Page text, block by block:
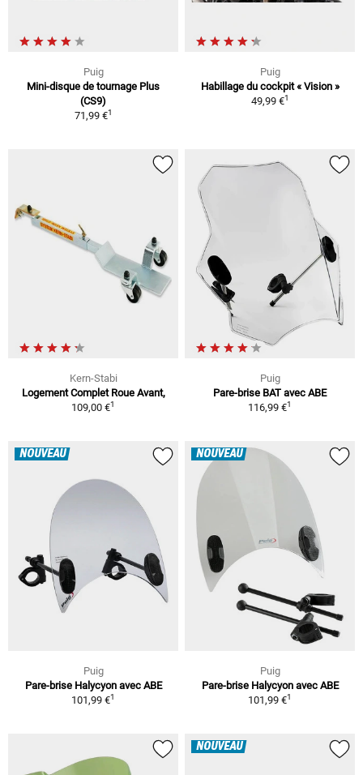
Puig
Mini-disque de tournage Plus
(CS9)
71,99 €1
Puig
Habillage du cockpit « Vision »
49,99 €1
Kern-Stabi
Logement Complet Roue Avant,
109,00 €1
Puig
Pare-brise BAT avec ABE
116,99 €1
NOUVEAU
Puig
Pare-brise Halycyon avec ABE
101,99 €1
NOUVEAU
Puig
Pare-brise Halycyon avec ABE
101,99 €1
NOUVEAU